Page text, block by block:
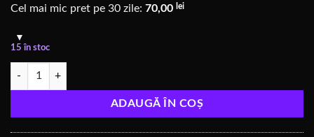
Cel mai mic pret pe 30 zile: 70,00 lei
15 în stoc
Cantitate Skystars Uranus 35A BlHeli-32 F4 128k
ADAUGĂ ÎN COȘ